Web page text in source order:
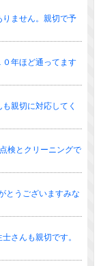
ません。親切で予
年ほど通ってます
親切に対応してく
検とクリーニングで
とうございますみな
さんも親切です。